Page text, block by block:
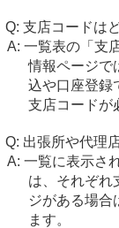
支店コードは
一覧表の「支
情報ページで
込や口座登録
支店コードが
出張所や代理
一覧に表示さ
は、それぞれ
ジがある場合
ます。